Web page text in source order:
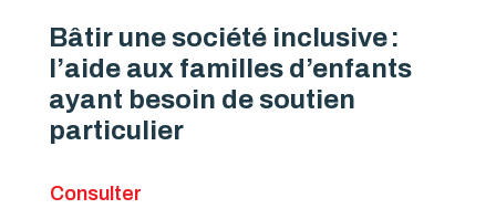
Bâtir une société inclusive :
l’aide aux familles d’enfants
ayant besoin de soutien
particulier
Consulter